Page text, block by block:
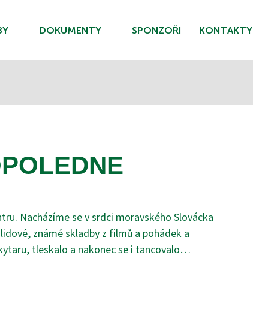
DOKUMENTY SPONZOŘI KONTAKTY
Nacházíme se v srdci moravského Slovácka
známé skladby z filmů a pohádek a
tleskalo a nakonec se i tancovalo…